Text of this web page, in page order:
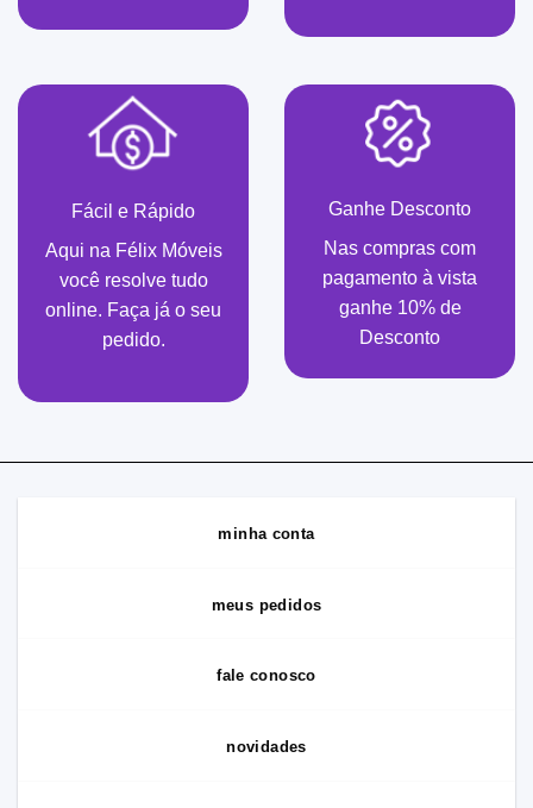
Fácil e Rápido
Aqui na Félix Móveis
você resolve tudo
online. Faça já o seu
pedido.
Ganhe Desconto
Nas compras com
pagamento à vista
ganhe 10% de
Desconto
minha conta
meus pedidos
fale conosco
novidades